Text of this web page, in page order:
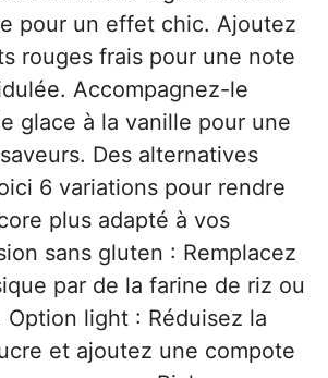
pour un effet chic. Ajoutez
rouges frais pour une note
Accompagnez-le
glace à la vanille pour une
Des alternatives
6 variations pour rendre
plus adapté à vos
sans gluten : Remplacez
par de la farine de riz ou
Option light : Réduisez la
et ajoutez une compote